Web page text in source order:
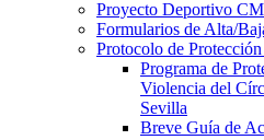
Proyecto Deportivo
Formularios de Alta/
Protocolo de
Programa de
Violencia del
Sevilla
Breve Guía de